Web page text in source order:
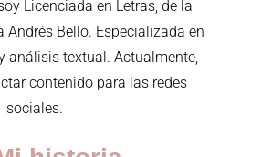
Licenciada en Letras, de la
Andrés Bello. Especializada en
análisis textual. Actualmente,
contenido para las redes
sociales.